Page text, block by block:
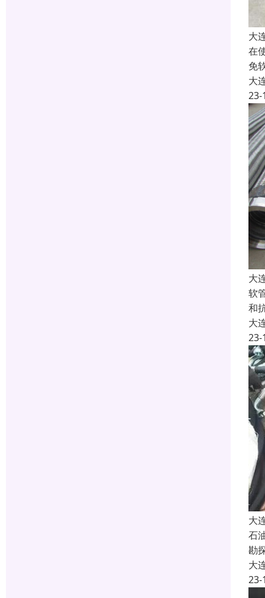
大
在
免
大
23-
大
软
和
大
23-
大
石
勘
大
23-